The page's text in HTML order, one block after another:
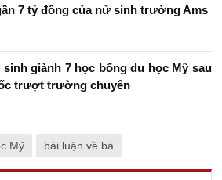
7 tỷ đồng của nữ sinh trường Ams
sinh giành 7 học bổng du học Mỹ sau
trượt trường chuyên
Mỹ bài luận về bà